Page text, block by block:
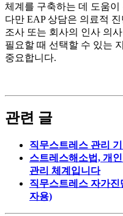
체계를 구축하는 데 도움이
다만 EAP 상담은 의료적
조사 또는 회사의 인사 의
필요할 때 선택할 수 있는
중요합니다.
관련 글
직무스트레스 관리
스트레스해소법, 개
관리 체계입니다
직무스트레스 자가
자용)